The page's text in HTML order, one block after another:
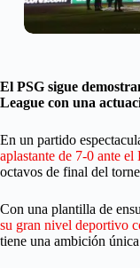
El PSG sigue
League con una
En un partido
aplastante de 7-0 ante el
octavos de final del
Con una plantilla de
su gran nivel deportivo
tiene una ambición